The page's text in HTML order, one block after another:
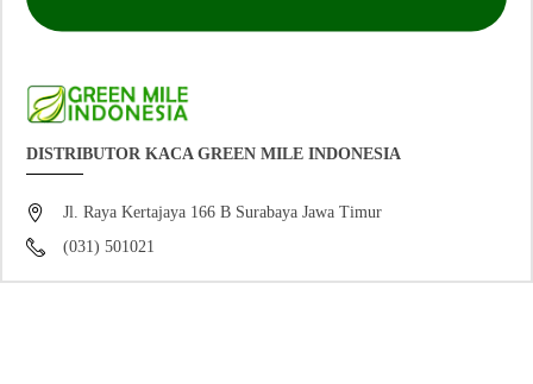
DISTRIBUTOR KACA GREEN MILE INDONESIA
Jl. Raya Kertajaya 166 B Surabaya Jawa Timur
(031) 501021